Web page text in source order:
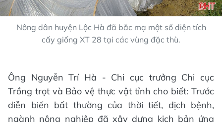
Nông dân huyện Lộc Hà đã bắc mạ một số diện tích
cấy giống XT 28 tại các vùng đặc thù.
Ông Nguyễn Trí Hà - Chi cục trưởng Chi cục
Trồng trọt và Bảo vệ thực vật tỉnh cho biết: Trước
diễn biến bất thường của thời tiết, dịch bệnh,
ngành nông nghiệp đã xây dựng kịch bản ứng